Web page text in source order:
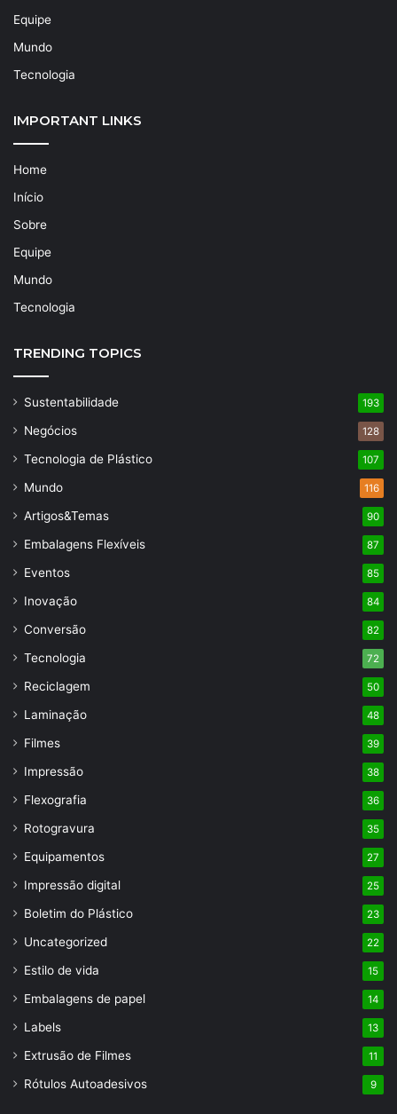
Equipe
Mundo
Tecnologia
IMPORTANT LINKS
Home
Início
Sobre
Equipe
Mundo
Tecnologia
TRENDING TOPICS
Sustentabilidade 193
Negócios 128
Tecnologia de Plástico 107
Mundo 116
Artigos&Temas 90
Embalagens Flexíveis 87
Eventos 85
Inovação 84
Conversão 82
Tecnologia 72
Reciclagem 50
Laminação 48
Filmes 39
Impressão 38
Flexografia 36
Rotogravura 35
Equipamentos 27
Impressão digital 25
Boletim do Plástico 23
Uncategorized 22
Estilo de vida 15
Embalagens de papel 14
Labels 13
Extrusão de Filmes 11
Rótulos Autoadesivos 9